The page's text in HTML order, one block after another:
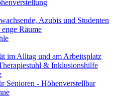
Azubis und Studenten
Räume
im Alltag und am Arbeitsplatz
& Inklusionshilfe
Senioren - Höhenverstellbar